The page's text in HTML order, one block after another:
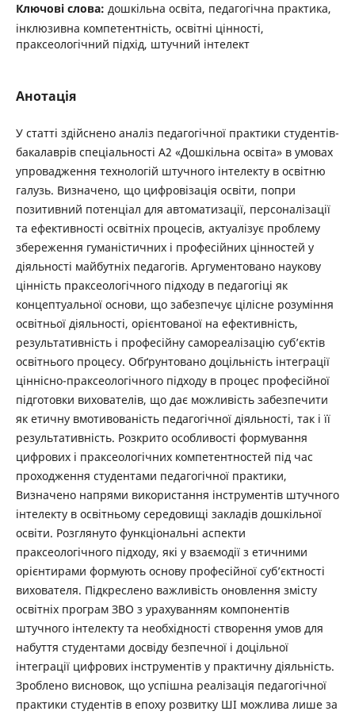
Ключові слова: дошкільна освіта, педагогічна практика,
інклюзивна компетентність, освітні цінності,
праксеологічний підхід, штучний інтелект
Анотація
У статті здійснено аналіз педагогічної практики студентів-
бакалаврів спеціальності А2 «Дошкільна освіта» в умовах
упровадження технологій штучного інтелекту в освітню
галузь. Визначено, що цифровізація освіти, попри
позитивний потенціал для автоматизації, персоналізації
та ефективності освітніх процесів, актуалізує проблему
збереження гуманістичних і професійних цінностей у
діяльності майбутніх педагогів. Аргументовано наукову
цінність праксеологічного підходу в педагогіці як
концептуальної основи, що забезпечує цілісне розуміння
освітньої діяльності, орієнтованої на ефективність,
результативність і професійну самореалізацію суб’єктів
освітнього процесу. Обґрунтовано доцільність інтеграції
ціннісно-праксеологічного підходу в процес професійної
підготовки вихователів, що дає можливість забезпечити
як етичну вмотивованість педагогічної діяльності, так і її
результативність. Розкрито особливості формування
цифрових і праксеологічних компетентностей під час
проходження студентами педагогічної практики,
Визначено напрями використання інструментів штучного
інтелекту в освітньому середовищі закладів дошкільної
освіти. Розглянуто функціональні аспекти
праксеологічного підходу, які у взаємодії з етичними
орієнтирами формують основу професійної суб’єктності
вихователя. Підкреслено важливість оновлення змісту
освітніх програм ЗВО з урахуванням компонентів
штучного інтелекту та необхідності створення умов для
набуття студентами досвіду безпечної і доцільної
інтеграції цифрових інструментів у практичну діяльність.
Зроблено висновок, що успішна реалізація педагогічної
практики студентів в епоху розвитку ШІ можлива лише за